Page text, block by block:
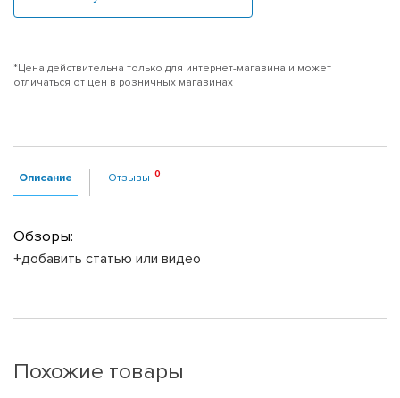
*Цена действительна только для интернет-магазина и может
отличаться от цен в розничных магазинах
Описание Отзывы
Обзоры:
+добавить статью или видео
Похожие товары